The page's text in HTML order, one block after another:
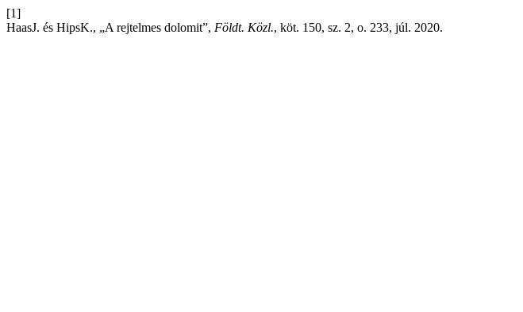
[1]
HaasJ. és HipsK., „A rejtelmes dolomit”, Földt. Közl., köt. 150, sz. 2, o. 233, júl. 2020.